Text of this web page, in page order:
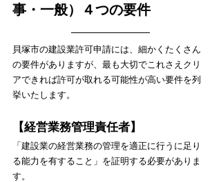
事・一般）４つの要件
貝塚市の建設業許可申請には、細かくたくさん
の要件がありますが、最も大切でこれさえクリ
アできれば許可が取れる可能性が高い要件を列
挙いたします。
【経営業務管理責任者】
「建設業の経営業務の管理を適正に行うに足り
る能力を有すること」を証明する必要がありま
す。